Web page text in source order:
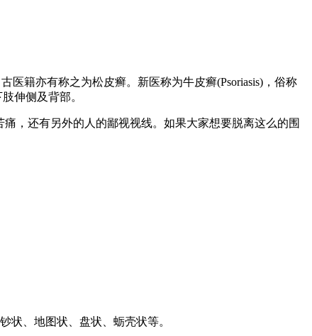
籍亦有称之为松皮癣。新医称为牛皮癣(Psoriasis)，俗称
伸侧及背部。
，还有另外的人的鄙视视线。如果大家想要脱离这么的围
状、地图状、盘状、蛎壳状等。